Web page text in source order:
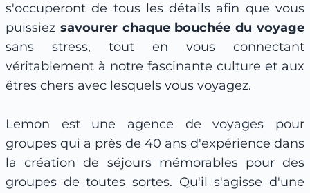
s'occuperont de tous les détails afin que vous
puissiez savourer chaque bouchée du voyage
sans stress, tout en vous connectant
véritablement à notre fascinante culture et aux
êtres chers avec lesquels vous voyagez.
Lemon est une agence de voyages pour
groupes qui a près de 40 ans d'expérience dans
la création de séjours mémorables pour des
groupes de toutes sortes. Qu'il s'agisse d'une